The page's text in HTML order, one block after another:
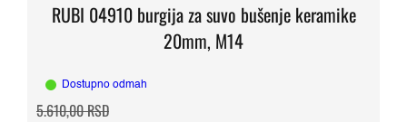
RUBI 04910 burgija za suvo bušenje keramike
20mm, M14
Dostupno odmah
5.610,00RSDOriginalna
cena
Trenutna
cena